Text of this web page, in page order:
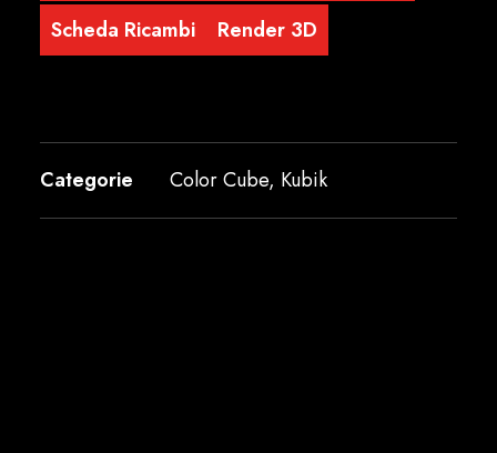
Scheda Ricambi
Render 3D
Categorie Color Cube, Kubik